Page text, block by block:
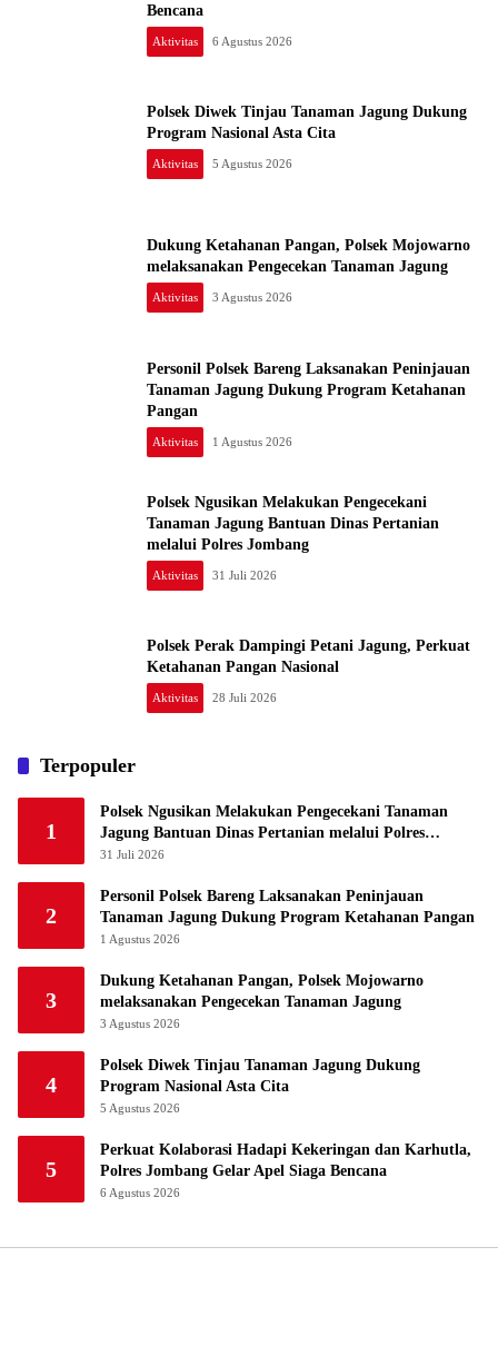
Bencana
Aktivitas 6 Agustus 2026
Polsek Diwek Tinjau Tanaman Jagung Dukung
Program Nasional Asta Cita
Aktivitas 5 Agustus 2026
Dukung Ketahanan Pangan, Polsek Mojowarno
melaksanakan Pengecekan Tanaman Jagung
Aktivitas 3 Agustus 2026
Personil Polsek Bareng Laksanakan Peninjauan
Tanaman Jagung Dukung Program Ketahanan
Pangan
Aktivitas 1 Agustus 2026
Polsek Ngusikan Melakukan Pengecekani
Tanaman Jagung Bantuan Dinas Pertanian
melalui Polres Jombang
Aktivitas 31 Juli 2026
Polsek Perak Dampingi Petani Jagung, Perkuat
Ketahanan Pangan Nasional
Aktivitas 28 Juli 2026
Terpopuler
1
Polsek Ngusikan Melakukan Pengecekani Tanaman
Jagung Bantuan Dinas Pertanian melalui Polres
Jombang
31 Juli 2026
2
Personil Polsek Bareng Laksanakan Peninjauan
Tanaman Jagung Dukung Program Ketahanan Pangan
1 Agustus 2026
3
Dukung Ketahanan Pangan, Polsek Mojowarno
melaksanakan Pengecekan Tanaman Jagung
3 Agustus 2026
4
Polsek Diwek Tinjau Tanaman Jagung Dukung
Program Nasional Asta Cita
5 Agustus 2026
5
Perkuat Kolaborasi Hadapi Kekeringan dan Karhutla,
Polres Jombang Gelar Apel Siaga Bencana
6 Agustus 2026